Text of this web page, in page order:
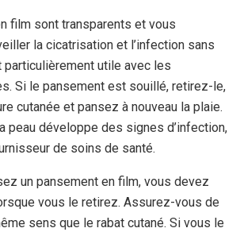
film sont transparents et vous
la cicatrisation et l’infection sans
particulièrement utile avec les
Si le pansement est souillé, retirez-le,
cutanée et pansez à nouveau la plaie.
peau développe des signes d’infection,
de soins de santé.
un pansement en film, vous devez
vous le retirez. Assurez-vous de
sens que le rabat cutané. Si vous le